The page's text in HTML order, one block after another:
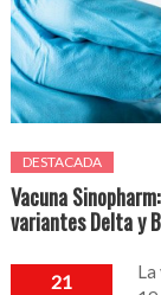
DESTACADA
Vacuna
variantes Delta y
21